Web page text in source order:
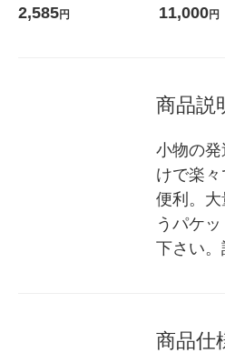
ス用ダンボール 1セット（1
パック（5枚入）×10） 縦22
2,585円
堂 おまけ付
11,000円
商品説
小物の
けで楽
便利。
うパケ
下さい。
商品仕